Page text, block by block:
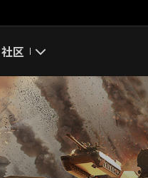
社区
我的资料
搜索玩家
官方自媒体